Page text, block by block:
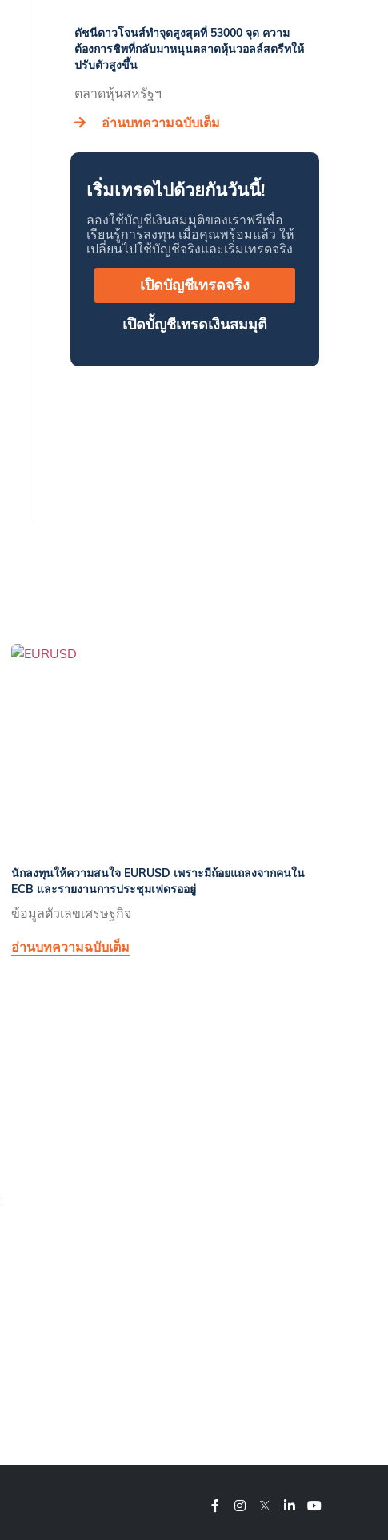
ดัชนีดาวโจนส์ทำจุดสูงสุดที่ 53000 จุด ความ
ต้องการชิพที่กลับมาหนุนตลาดหุ้นวอลล์สตรีทให้
ปรับตัวสูงขึ้น
ตลาดหุ้นสหรัฐฯ
อ่านบทความฉบับเต็ม
เริ่มเทรดไปด้วยกันวันนี้!
ลองใช้บัญชีเงินสมมุติของเราฟรีเพื่อ
เรียนรู้การลงทุน เมื่อคุณพร้อมแล้ว ให้
เปลี่ยนไปใช้บัญชีจริงและเริ่มเทรดจริง
เปิดบัญชีเทรดจริง
เปิดบััญชีเทรดเงินสมมุติ
นักลงทุนให้ความสนใจ EURUSD เพราะมีถ้อยแถลงจากคนใน
ECB และรายงานการประชุมเฟดรออยู่
ข้อมูลตัวเลขเศรษฐกิจ
อ่านบทความฉบับเต็ม